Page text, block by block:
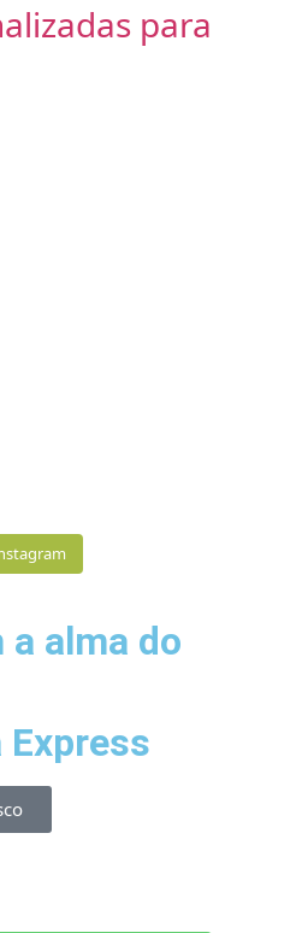
para
alma do
Express